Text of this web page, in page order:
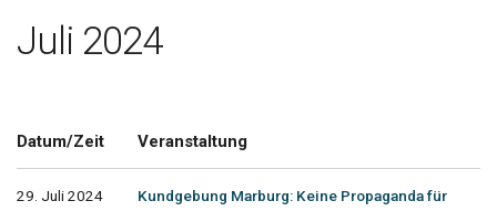
Juli 2024
Datum/Zeit Veranstaltung
29. Juli 2024
Kundgebung Marburg: Keine Propaganda für